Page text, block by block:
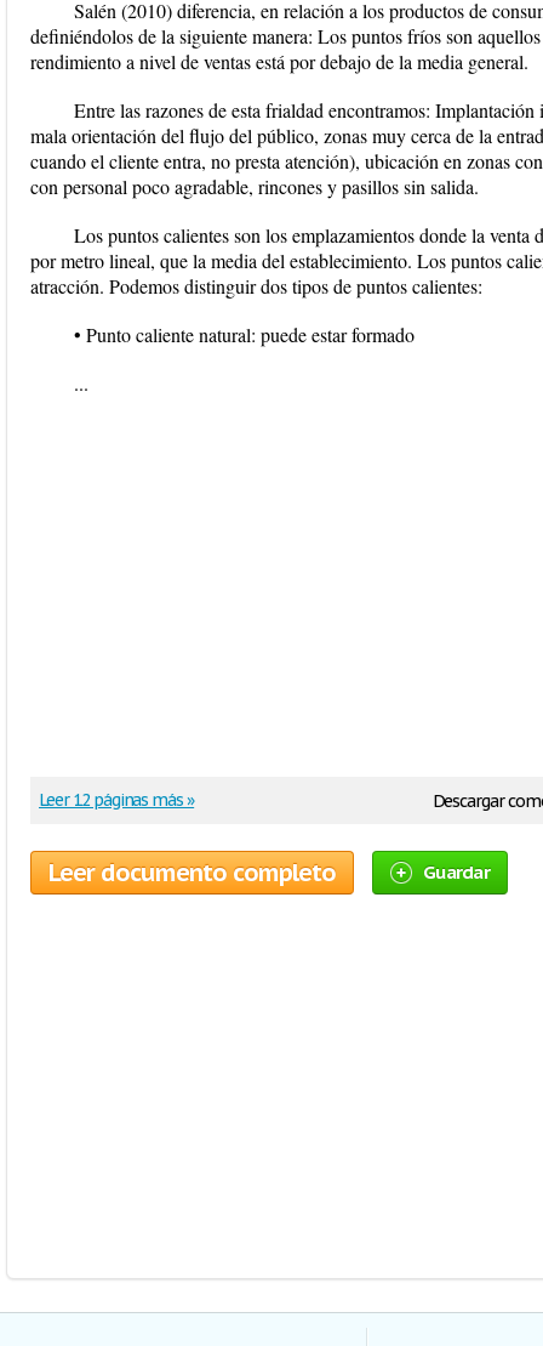
Salén (2010) diferencia, en relación a los productos de
definiéndolos de la siguiente manera: Los puntos fríos son
rendimiento a nivel de ventas está por debajo de la media general.
Entre las razones de esta frialdad encontramos:
mala orientación del flujo del público, zonas muy cerca de la
cuando el cliente entra, no presta atención), ubicación en zonas
con personal poco agradable, rincones y pasillos sin salida.
Los puntos calientes son los emplazamientos donde la venta
por metro lineal, que la media del establecimiento. Los puntos
atracción. Podemos distinguir dos tipos de puntos calientes:
• Punto caliente natural: puede estar formado
...
Descargar
Leer 12 páginas más »
Leer documento completo Guardar